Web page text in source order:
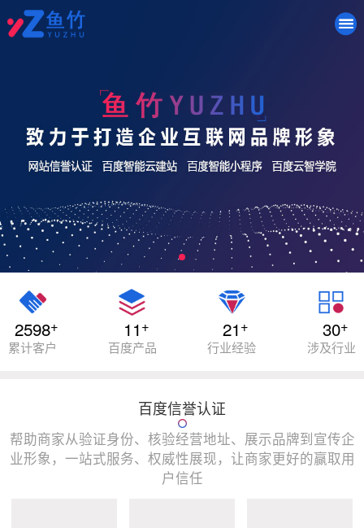
2598+
累计客户
11+
百度产品
21+
行业经验
30+
涉及行业
百度信誉认证
帮助商家从验证身份、核验经营地址、展示品牌到宣传企
业形象，一站式服务、权威性展现，让商家更好的赢取用
户信任